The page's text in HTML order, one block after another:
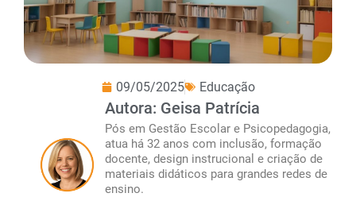
09/05/2025 Educação
Autora: Geisa Patrícia
Pós em Gestão Escolar e Psicopedagogia,
atua há 32 anos com inclusão, formação
docente, design instrucional e criação de
materiais didáticos para grandes redes de
ensino.